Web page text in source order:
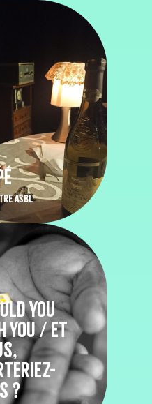
ASBL
YOU
YOU / ET
?